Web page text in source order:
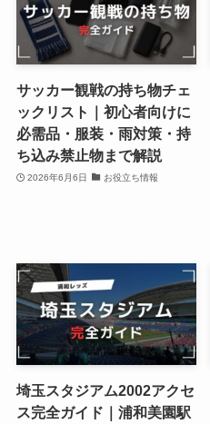
サッカー観戦の持ち物チェ
ックリスト｜初心者向けに
必需品・服装・雨対策・持
ち込み禁止物まで解説
2026年6月6日 お役立ち情報
埼玉スタジアム2002アクセ
ス完全ガイド｜浦和美園駅